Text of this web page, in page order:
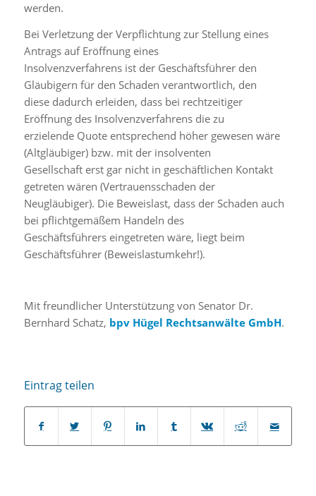
werden.
Bei Verletzung der Verpflichtung zur Stellung eines
Antrags auf Eröffnung eines
Insolvenzverfahrens ist der Geschäftsführer den
Gläubigern für den Schaden verantwortlich, den
diese dadurch erleiden, dass bei rechtzeitiger
Eröffnung des Insolvenzverfahrens die zu
erzielende Quote entsprechend höher gewesen wäre
(Altgläubiger) bzw. mit der insolventen
Gesellschaft erst gar nicht in geschäftlichen Kontakt
getreten wären (Vertrauensschaden der
Neugläubiger). Die Beweislast, dass der Schaden auch
bei pflichtgemäßem Handeln des
Geschäftsführers eingetreten wäre, liegt beim
Geschäftsführer (Beweislastumkehr!).
Mit freundlicher Unterstützung von Senator Dr.
Bernhard Schatz, bpv Hügel Rechtsanwälte GmbH.
Eintrag teilen